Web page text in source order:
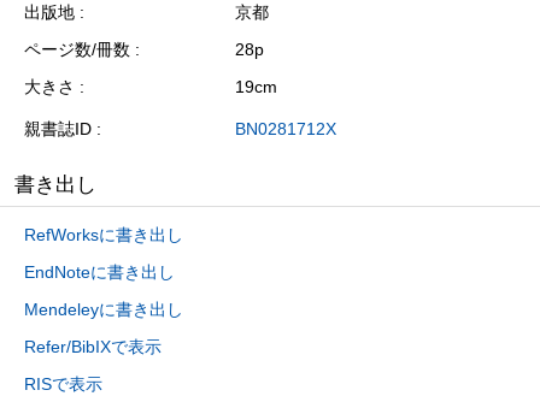
出版地
京都
ページ数/冊数
28p
大きさ
19cm
親書誌ID BN0281712X
書き出し
RefWorksに書き出し
EndNoteに書き出し
Mendeleyに書き出し
Refer/BibIXで表示
RISで表示